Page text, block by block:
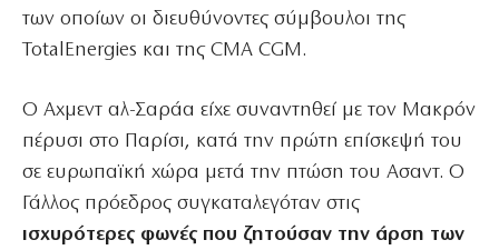
των οποίων οι διευθύνοντες σύμβουλοι της
TotalEnergies και της CMA CGM.
Ο Αχμεντ αλ-Σαράα είχε συναντηθεί με τον Μακρόν
πέρυσι στο Παρίσι, κατά την πρώτη επίσκεψή του
σε ευρωπαϊκή χώρα μετά την πτώση του Ασαντ. Ο
Γάλλος πρόεδρος συγκαταλεγόταν στις
ισχυρότερες φωνές που ζητούσαν την άρση των